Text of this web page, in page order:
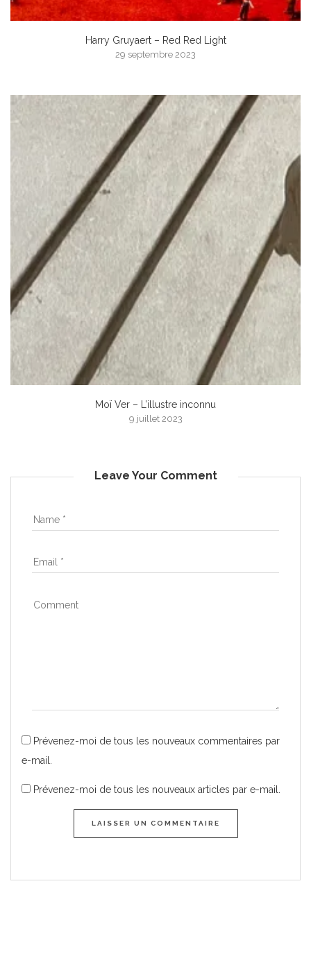
Harry Gruyaert – Red Red Light
29 septembre 2023
Moï Ver – L’illustre inconnu
9 juillet 2023
Leave Your Comment
Prévenez-moi de tous les nouveaux commentaires par
e-mail.
Prévenez-moi de tous les nouveaux articles par e-mail.
LAISSER UN COMMENTAIRE